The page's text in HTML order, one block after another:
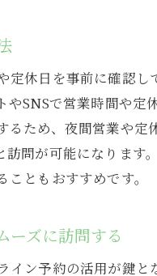
自分に
トレン
スタイ
トレン
大阪市の美
一般的
定休日を事前に確認
やSNSで営業時間や
るため、夜間営業や
訪問が可能になりま
ともおすすめです。
ーズに訪問する
イン予約の活用が鍵